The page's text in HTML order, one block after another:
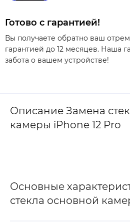
Готово с гарантией!
Вы получаете обратно ваш
гарантией до 12 месяцев. Наша
забота о вашем устройстве!
Описание Замена
камеры iPhone 12 Pro
Основные
стекла основной